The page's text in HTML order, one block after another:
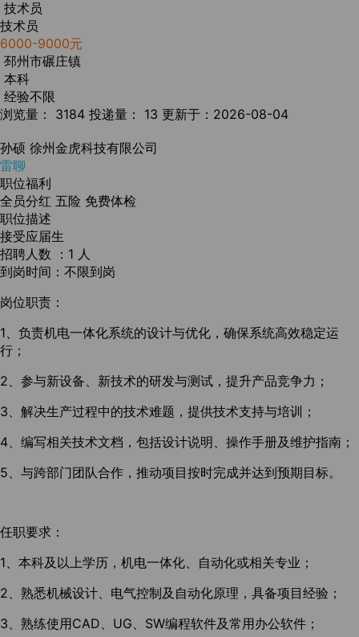
技术员
技术员
6000-9000元
邳州市碾庄镇
本科
经验不限
浏览量： 3184 投递量： 13 更新于：2026-08-04
孙硕 徐州金虎科技有限公司
雷聊
职位福利
全员分红 五险 免费体检
职位描述
接受应届生
招聘人数 ：1 人
到岗时间：不限到岗
岗位职责：
1、负责机电一体化系统的设计与优化，确保系统高效稳定运
行；
2、参与新设备、新技术的研发与测试，提升产品竞争力；
3、解决生产过程中的技术难题，提供技术支持与培训；
4、编写相关技术文档，包括设计说明、操作手册及维护指南；
5、与跨部门团队合作，推动项目按时完成并达到预期目标。
任职要求：
1、本科及以上学历，机电一体化、自动化或相关专业；
2、熟悉机械设计、电气控制及自动化原理，具备项目经验；
3、熟练使用CAD、UG、SW编程软件及常用办公软件；